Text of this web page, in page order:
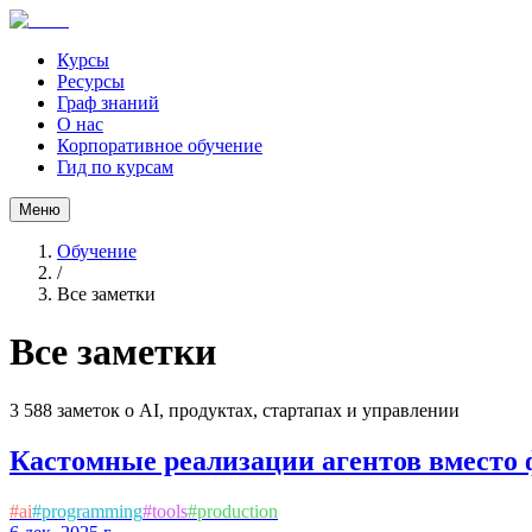
Курсы
Ресурсы
Граф знаний
О нас
Корпоративное обучение
Гид по курсам
Меню
Обучение
/
Все заметки
Все заметки
3 588 заметок о AI, продуктах, стартапах и управлении
Кастомные реализации агентов
#ai#programming#tools#production